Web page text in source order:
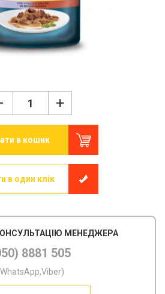
- +
в кошик
в один клік
МЕНЕДЖЕРА
8881 505